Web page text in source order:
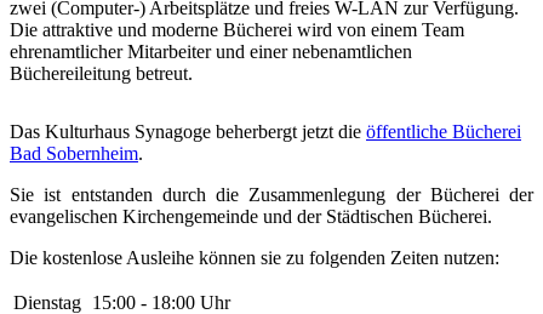
zwei (Computer-) Arbeitsplätze und freies W-LAN zur Verfügung.
Die attraktive und moderne Bücherei wird von einem Team
ehrenamtlicher Mitarbeiter und einer nebenamtlichen
Büchereileitung betreut.
Das Kulturhaus Synagoge beherbergt jetzt die öffentliche Bücherei
Bad Sobernheim.
Sie ist entstanden durch die Zusammenlegung der Bücherei der
evangelischen Kirchengemeinde und der Städtischen Bücherei.
Die kostenlose Ausleihe können sie zu folgenden Zeiten nutzen:
Dienstag 15:00 - 18:00 Uhr